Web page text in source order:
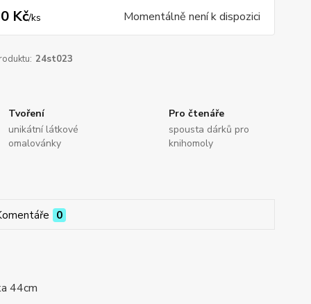
Kč/ks Momentálně není k dispozici
24st023
Tvoření
unikátní látkové
omalovánky
Pro čtenáře
spousta dárků pro
knihomoly
0
44cm